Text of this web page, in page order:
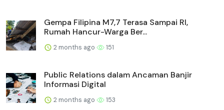
Gempa Filipina M7,7 Terasa Sampai RI,
Rumah Hancur-Warga Ber...
2 months ago 151
Public Relations dalam Ancaman Banjir
Informasi Digital
2 months ago 153